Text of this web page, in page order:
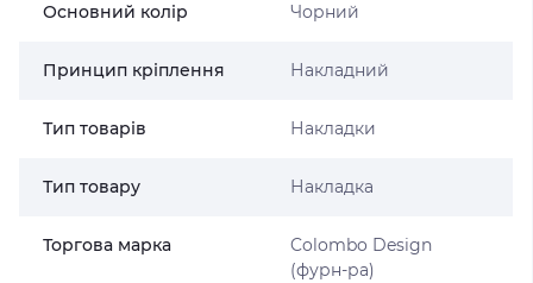
Основний колір Чорний
Принцип кріплення Накладний
Тип товарів Накладки
Тип товару Накладка
Торгова марка
Colombo Design
(фурн-ра)